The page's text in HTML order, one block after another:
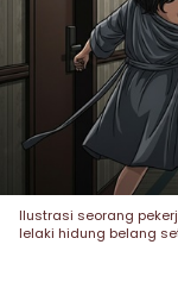
Ilustrasi seorang
lelaki hidung belang